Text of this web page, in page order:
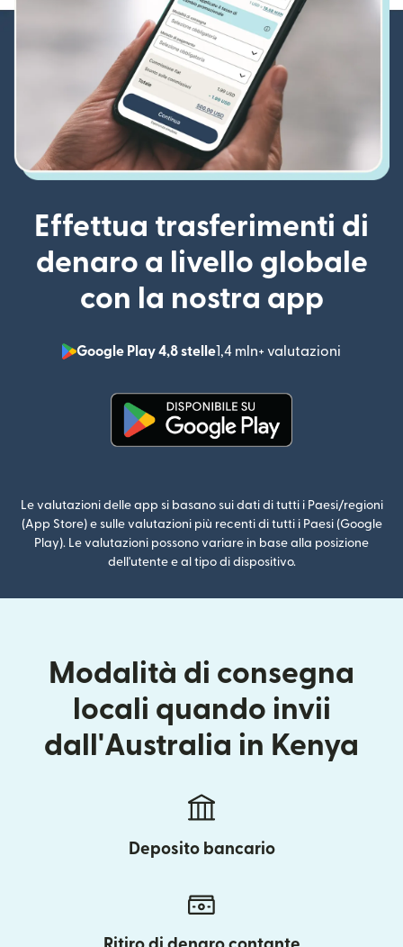
Effettua trasferimenti di
denaro a livello globale
con la nostra app
Google Play 4,8 stelle1,4 mln+ valutazioni
Le valutazioni delle app si basano sui dati di tutti i Paesi/regioni
(App Store) e sulle valutazioni più recenti di tutti i Paesi (Google
Play). Le valutazioni possono variare in base alla posizione
dell'utente e al tipo di dispositivo.
Modalità di consegna
locali quando invii
dall'Australia in Kenya
Deposito bancario